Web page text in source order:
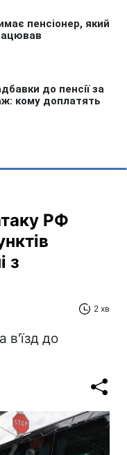
РФ
з
2 хв
в'їзд до